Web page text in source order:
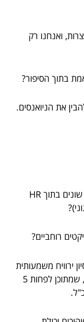
ואנחנו רק
את הניואנסים.
ניסיון בחברות שונות? בסוגי תפקידים שונים בתוך HR
רוחביים?
3-5 שנות ניסיון ירוויח משמעותית
פחות ממישהו עם 10-15 שנות ניסיון, שמתוכן לפחות 5